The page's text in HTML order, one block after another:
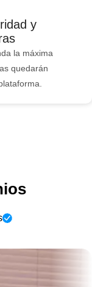
y
la máxima
quedarán